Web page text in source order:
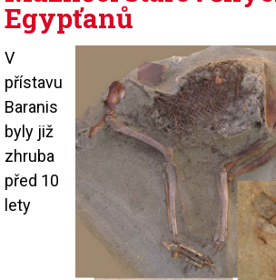
Egypťanů
V
přístavu
Baranis
byly již
zhruba
před 10
lety